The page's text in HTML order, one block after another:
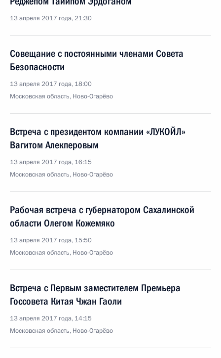
13 апреля 2017 года, 21:30
Совещание с постоянными членами Совета
Безопасности
13 апреля 2017 года, 18:00
Московская область, Ново-Огарёво
Встреча с президентом компании «ЛУКОЙЛ»
Вагитом Алекперовым
13 апреля 2017 года, 16:15
Московская область, Ново-Огарёво
Рабочая встреча с губернатором Сахалинской
области Олегом Кожемяко
13 апреля 2017 года, 15:50
Московская область, Ново-Огарёво
Встреча с Первым заместителем Премьера
Госсовета Китая Чжан Гаоли
13 апреля 2017 года, 14:15
Московская область, Ново-Огарёво